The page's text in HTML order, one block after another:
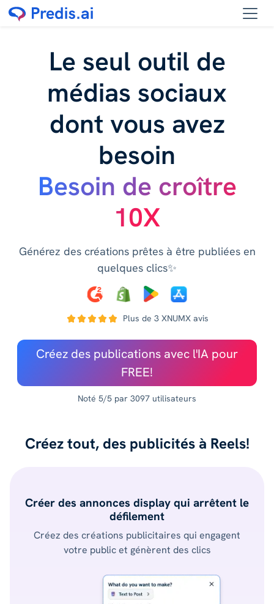
Le seul outil de
médias sociaux
dont vous avez
besoin
Besoin de croître
10X
Générez des créations prêtes à être publiées en
quelques clics✨
Plus de 3 XNUMX avis
Créez des publications avec l'IA pour
FREE!
Noté 5/5 par 3097 utilisateurs
Créez tout, des publicités à Reels!
Créer des annonces display qui arrêtent le
défilement
Créez des créations publicitaires qui engagent
votre public et génèrent des clics